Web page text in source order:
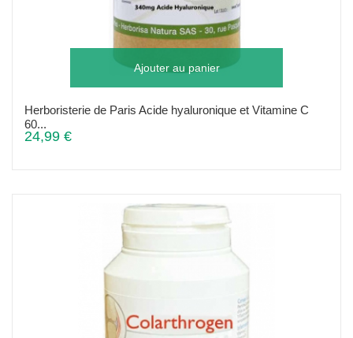
Ajouter au panier
Herboristerie de Paris Acide hyaluronique et Vitamine C
60...
24,99 €